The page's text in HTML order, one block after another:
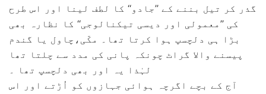
گذر کر تیل بننے کے ’’جادو‘‘ کا لطف لینا اور اس طرح
کی ’’معمولی اور دیسی تیکنالوجی‘‘ کا نظارہ بھی
بڑا ہی دلچسپ ہوا کرتا تھا۔ مکّی،چاول یا گندم
پیسنے والا گراٹ چونکہ پانی کی مدد سے چلتا تھا
لہٰذا یہ اور بھی دلچسپ تھا ۔
آج کے بچے اگرچہ ہوائی جہازوں کو اُڑتے اور اس